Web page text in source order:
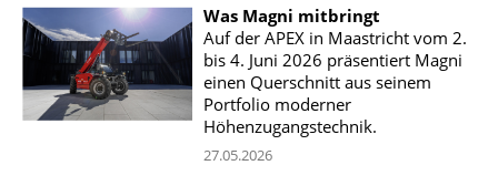
Was Magni mitbringt
Auf der APEX in Maastricht vom 2.
bis 4. Juni 2026 präsentiert Magni
einen Querschnitt aus seinem
Portfolio moderner
Höhenzugangstechnik.
27.05.2026